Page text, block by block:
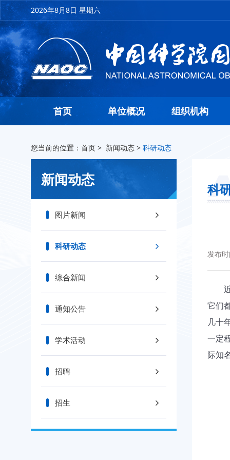
2026年8月8日 星期六
首页 单位概况 组织机构
您当前的位置： 首页 > 新闻动态 > 科研动态
新闻动态
图片新闻
科研动态
综合新闻
通知公告
学术活动
招聘
招生
科
发布
它们
几十
一定
际知